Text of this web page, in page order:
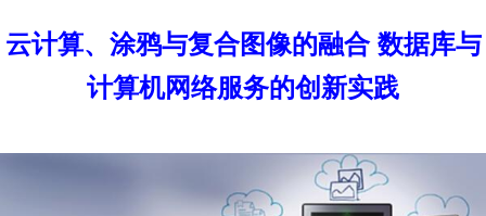
云计算、涂鸦与复合图像的融合 数据库与
计算机网络服务的创新实践